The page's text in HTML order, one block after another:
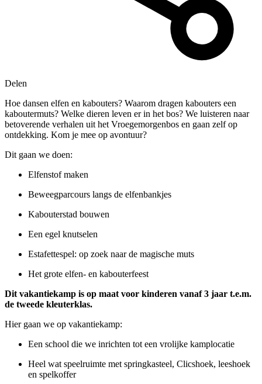
Delen
Hoe dansen elfen en kabouters? Waarom dragen kabouters een
kaboutermuts? Welke dieren leven er in het bos? We luisteren naar
betoverende verhalen uit het Vroegemorgenbos en gaan zelf op
ontdekking. Kom je mee op avontuur?
Dit gaan we doen:
Elfenstof maken
Beweegparcours langs de elfenbankjes
Kabouterstad bouwen
Een egel knutselen
Estafettespel: op zoek naar de magische muts
Het grote elfen- en kabouterfeest
Dit vakantiekamp is op maat voor kinderen vanaf 3 jaar t.e.m.
de tweede kleuterklas.
Hier gaan we op vakantiekamp:
Een school die we inrichten tot een vrolijke kamplocatie
Heel wat speelruimte met springkasteel, Clicshoek, leeshoek
en spelkoffer